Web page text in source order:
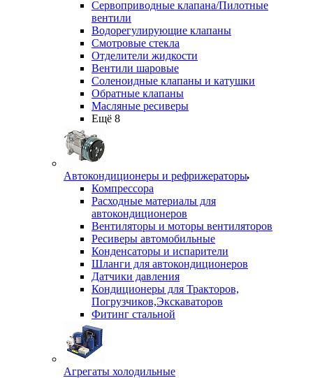
Сервоприводные клапана/Пилотные
вентили
Водорегулирующие клапаны
Смотровые стекла
Отделители жидкости
Вентили шаровые
Соленоидные клапаны и катушки
Обратные клапаны
Масляные ресиверы
Ещё 8
Автокондиционеры и рефрижераторы
Компрессора
Расходные материалы для
автокондиционеров
Вентиляторы и моторы вентиляторов
Ресиверы автомобильные
Конденсаторы и испарители
Шланги для автокондиционеров
Датчики давления
Кондиционеры для Тракторов,
Погрузчиков,Экскаваторов
Фитинг стальной
Агрегаты холодильные